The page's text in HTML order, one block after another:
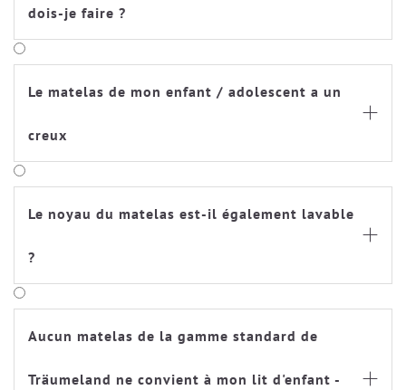
dois-je faire ?
Le matelas de mon enfant / adolescent a un
creux

Le noyau du matelas est-il également lavable
?

Aucun matelas de la gamme standard de
Träumeland ne convient à mon lit d'enfant - 